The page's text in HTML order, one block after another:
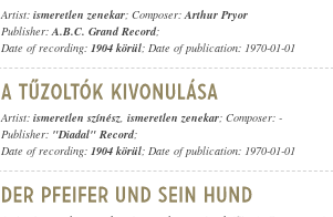
Artist: ismeretlen zenekar; Composer:Arthur Pryor
Publisher:A.B.C. Grand Record;
Date of recording: 1904 körül; Date of publication: 1970-01-01
Artist: ismeretlen színész, ismeretlen zenekar; Composer: -
Publisher: "Diadal" Record;
Date of recording: 1904 körül; Date of publication: 1970-01-01